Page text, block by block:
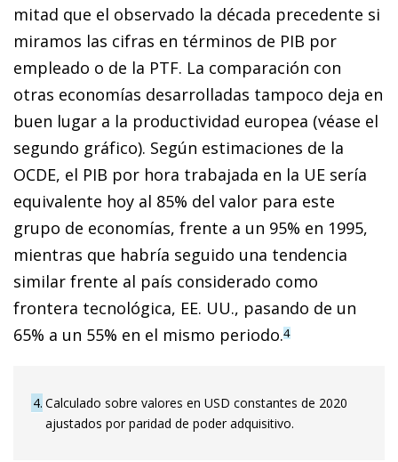
mitad que el observado la década precedente si
miramos las cifras en términos de PIB por
empleado o de la PTF. La comparación con
otras economías desarrolladas tampoco deja en
buen lugar a la productividad europea (véase el
segundo gráfico). Según estimaciones de la
OCDE, el PIB por hora trabajada en la UE sería
equivalente hoy al 85% del valor para este
grupo de economías, frente a un 95% en 1995,
mientras que habría seguido una tendencia
similar frente al país considerado como
frontera tecnológica, EE. UU., pasando de un
65% a un 55% en el mismo periodo.4
4 Calculado sobre valores en USD constantes de 2020
ajustados por paridad de poder adquisitivo.